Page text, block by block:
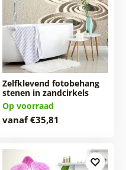
Zelfklevend fotobehang
stenen in zandcirkels
Op voorraad
vanaf €35,81